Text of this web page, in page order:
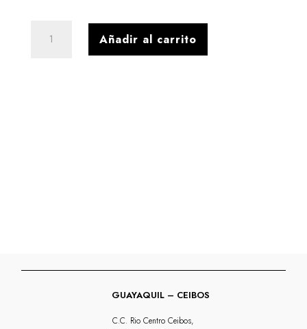
Añadir al carrito
GUAYAQUIL – CEIBOS
C.C. Rio Centro Ceibos,